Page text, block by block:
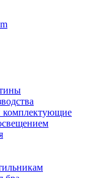
комплектующие